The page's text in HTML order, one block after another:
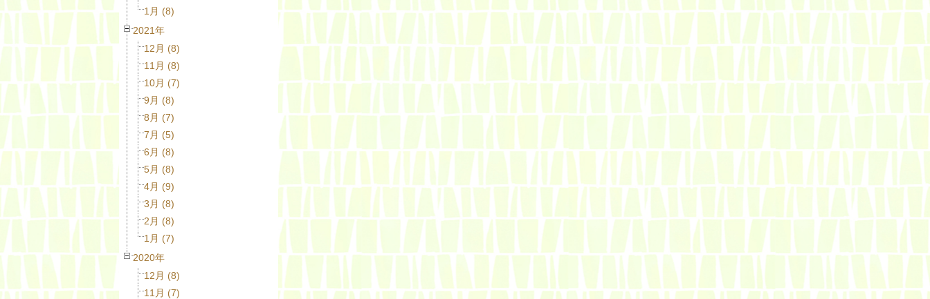
1月 (8)
2021年
12月 (8)
11月 (8)
10月 (7)
9月 (8)
8月 (7)
7月 (5)
6月 (8)
5月 (8)
4月 (9)
3月 (8)
2月 (8)
1月 (7)
2020年
12月 (8)
11月 (7)